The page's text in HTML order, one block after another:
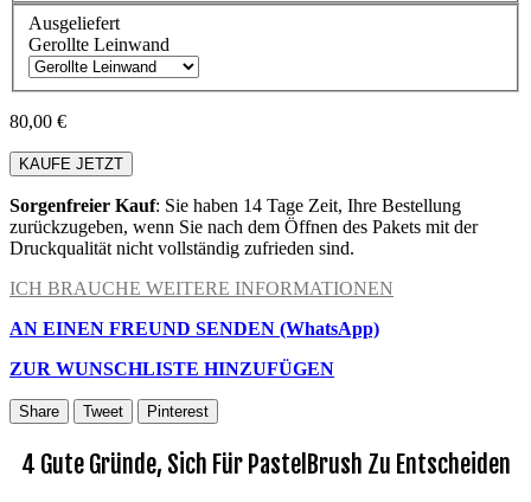
Ausgeliefert
Gerollte Leinwand
80,00 €
KAUFE JETZT
Sorgenfreier Kauf: Sie haben 14 Tage Zeit, Ihre Bestellung
zurückzugeben, wenn Sie nach dem Öffnen des Pakets mit der
Druckqualität nicht vollständig zufrieden sind.
ICH BRAUCHE WEITERE INFORMATIONEN
AN EINEN FREUND SENDEN (WhatsApp)
ZUR WUNSCHLISTE HINZUFÜGEN
Share Tweet Pinterest
4 Gute Gründe, Sich Für PastelBrush Zu Entscheiden